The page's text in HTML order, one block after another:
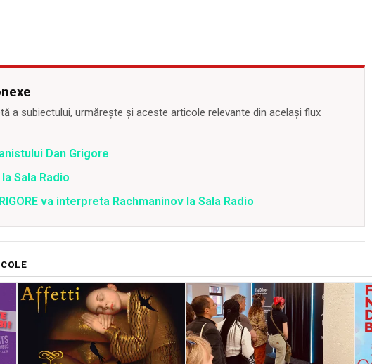
a subiectului, urmărește și aceste articole relevante din același flux
Dan Grigore
Sala Radio
va interpreta Rachmaninov la Sala Radio